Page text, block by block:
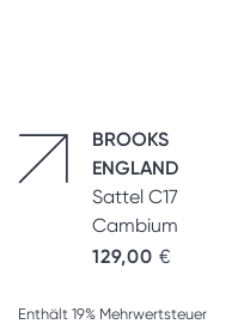
BROOKS
ENGLAND
Sattel C17
Cambium
129,00 €
Enthält 19% Mehrwertsteuer